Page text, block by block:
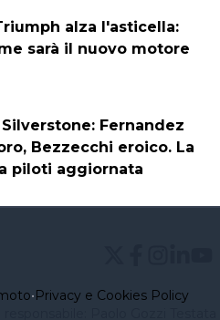
alza l'asticella:
sarà il nuovo motore
Silverstone: Fernandez
Bezzecchi eroico. La
piloti aggiornata
•Privacy e Cookies Policy